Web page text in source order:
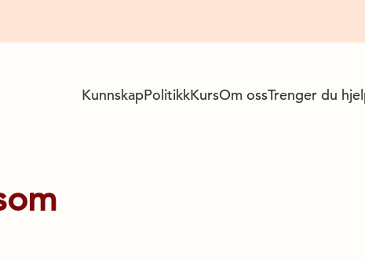
KunnskapPolitikkKursOm ossTrenger du